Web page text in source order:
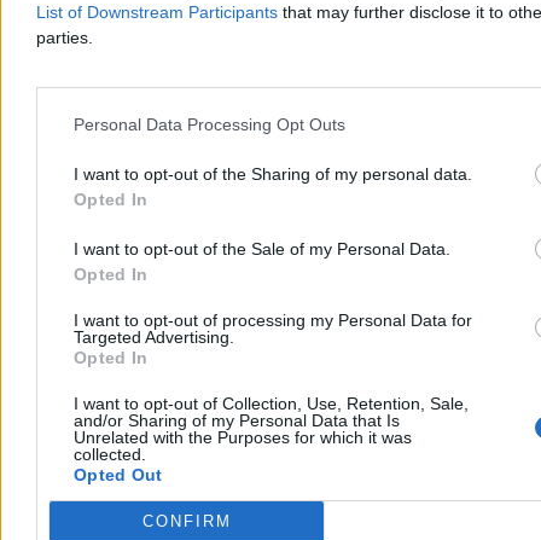
List of Downstream Participants that may further disclose it to
parties.
Personal Data Processing Opt Outs
I want to opt-out of the Sharing of my personal data.
Opted In
I want to opt-out of the Sale of my Personal Data.
Opted In
I want to opt-out of processing my Personal Data for
Targeted Advertising.
Opted In
I want to opt-out of Collection, Use, Retention, Sale,
and/or Sharing of my Personal Data that Is
Unrelated with the Purposes for which it was
collected.
Opted Out
CONFIRM
Kraj